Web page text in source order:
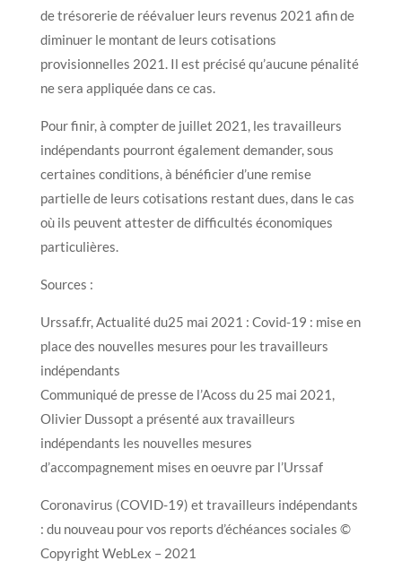
de trésorerie de réévaluer leurs revenus 2021 afin de
diminuer le montant de leurs cotisations
provisionnelles 2021. Il est précisé qu’aucune pénalité
ne sera appliquée dans ce cas.
Pour finir, à compter de juillet 2021, les travailleurs
indépendants pourront également demander, sous
certaines conditions, à bénéficier d’une remise
partielle de leurs cotisations restant dues, dans le cas
où ils peuvent attester de difficultés économiques
particulières.
Sources :
Urssaf.fr, Actualité du25 mai 2021 : Covid-19 : mise en
place des nouvelles mesures pour les travailleurs
indépendants
Communiqué de presse de l’Acoss du 25 mai 2021,
Olivier Dussopt a présenté aux travailleurs
indépendants les nouvelles mesures
d’accompagnement mises en oeuvre par l’Urssaf
Coronavirus (COVID-19) et travailleurs indépendants
: du nouveau pour vos reports d’échéances sociales ©
Copyright WebLex – 2021